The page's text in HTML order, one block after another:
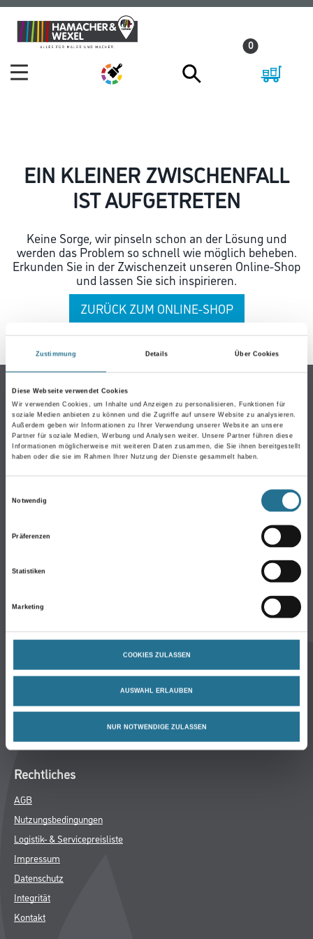
Zustimmung Details Über Cookies
Diese Webseite verwendet Cookies
Wir verwenden Cookies, um Inhalte und Anzeigen zu personalisieren, Funktionen für
soziale Medien anbieten zu können und die Zugriffe auf unsere Website zu analysieren.
Außerdem geben wir Informationen zu Ihrer Verwendung unserer Website an unsere
Partner für soziale Medien, Werbung und Analysen weiter. Unsere Partner führen diese
Informationen möglicherweise mit weiteren Daten zusammen, die Sie ihnen bereitgestellt
haben oder die sie im Rahmen Ihrer Nutzung der Dienste gesammelt haben.
Notwendig
Präferenzen
Statistiken
Marketing
COOKIES ZULASSEN
AUSWAHL ERLAUBEN
NUR NOTWENDIGE ZULASSEN
Zum
Inhalt
Zum
Navigationsmenü
0
EIN KLEINER ZWISCHENFALL
IST AUFGETRETEN
Keine Sorge, wir pinseln schon an der Lösung und
werden das Problem so schnell wie möglich beheben.
Erkunden Sie in der Zwischenzeit unseren Online-Shop
und lassen Sie sich inspirieren.
ZURÜCK ZUM ONLINE-SHOP
Online-Shop
Farbe
WDVS-Systeme
Trockenbau
Werkzeug & Maschinen
Standorte
Bodenbeläge
Hamsta
Rechtliches
AGB
Nutzungsbedingungen
Logistik- & Servicepreisliste
Impressum
Datenschutz
Integrität
Kontakt